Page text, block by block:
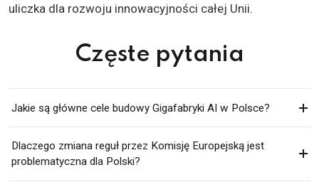
uliczka dla rozwoju innowacyjności całej Unii.
Częste pytania
Jakie są główne cele budowy Gigafabryki AI w Polsce?
Dlaczego zmiana reguł przez Komisję Europejską jest
problematyczna dla Polski?